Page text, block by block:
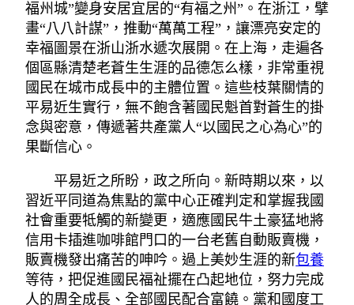
福州城”變身安居宜居的“有福之州”。在浙江，擘
畫“八八計謀”，推動“萬萬工程”，讓漂亮安定的
幸福圖景在浙山浙水遞次展開。在上海，走遍各
個區縣清楚老蒼生生涯的品德怎么樣，非常重視
國民在城市成長中的主體位置。這些枝葉關情的
平易近生實行，無不飽含著國民魁首對蒼生的掛
念與密意，傳遞著共產黨人“以國民之心為心”的
果斷信心。
平易近之所盼，政之所向。新時期以來，以
習近平同道為焦點的黨中心正確判定和掌握我國
社會重要牴觸的新變更，適應國民牛土豪猛地將
信用卡插進咖啡館門口的一台老舊自動販賣機，
販賣機發出痛苦的呻吟。過上美妙生涯的新包養
等待，把促進國民福祉擺在凸起地位，努力完成
人的周全成長、全部國民配合富饒。黨和國度工